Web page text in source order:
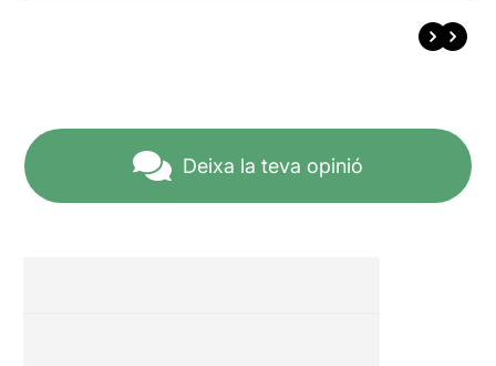
Deixa la teva opinió